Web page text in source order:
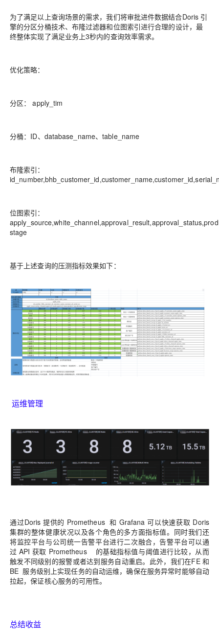
为了满足以上查询场景的需求，我们将审批进件数据结合Doris 引
擎的分区分桶技术、布隆过滤器和位图索引进行合理的设计，最
终整体实现了满足业务上3秒内的查询效率需求。
优化策略：
分区： apply_tim
分桶： ID、 database_name、table_name
布隆索引：
位图索引 ：
apply source,white_channel,approval result,approval status,
stage
基于上述查询的压测指标效果如下：
运维管理
通过Doris 提供的 Prometheus和 Grafana可以快速获取 Doris
集群的整体健康状况以及各个角色的多方面指标值。同时我们还
将监控平台与公司统一告警平台进行二次融合，告警平台可以通
过API 获取 Prometheus 的基础指标值与阈值进行比较，从而
触发不同级别的报警或者达到服务自动重启。此外，我们在FE 和
BE 服务级别上实现任务的自动运维，确保在服务异常时能够自动
拉起，保证核心服务的可用性。
总结收益